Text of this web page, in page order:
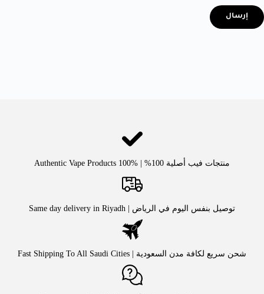
إرسال
منتجات فيب أصلية 100% | Authentic Vape Products 100%
توصيل بنفس اليوم في الرياض | Same day delivery in Riyadh
شحن سريع لكافة مدن السعودية | Fast Shipping To All Saudi Cities